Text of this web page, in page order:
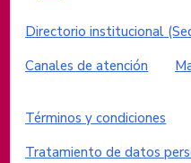
Enlaces
Directorio institucional
Canales de atención
Enlaces del sitio
Términos y condiciones
Tratamiento de datos